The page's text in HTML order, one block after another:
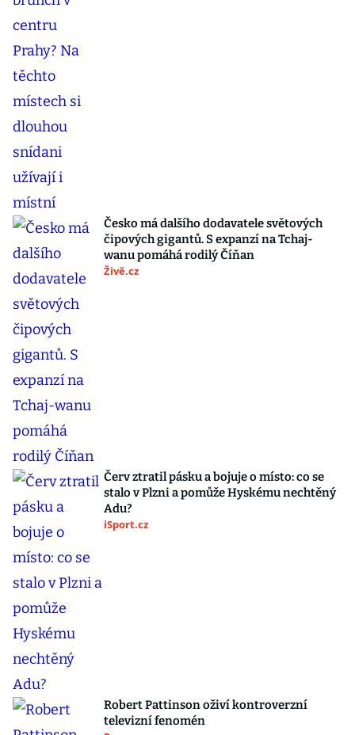
Česko má dalšího dodavatele světových
čipových gigantů. S expanzí na Tchaj-
wanu pomáhá rodilý Číňan
Živě.cz
Červ ztratil pásku a bojuje o místo: co se
stalo v Plzni a pomůže Hyskému nechtěný
Adu?
iSport.cz
Robert Pattinson oživí kontroverzní
televizní fenomén